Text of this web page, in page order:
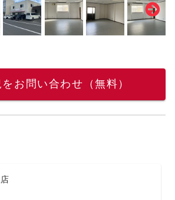
お問い合わせ（無料）